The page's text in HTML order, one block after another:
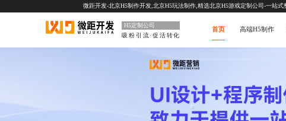
微距开发-北京H5制作开发,北京H5玩法制作,精选北京H5游戏定制公司-一站式
H5定制公司
吸粉引流·促活转化
首页 高端H5制作